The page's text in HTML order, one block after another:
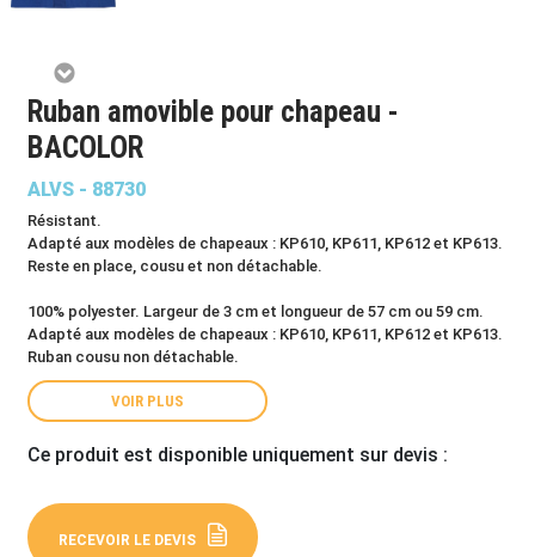
Ruban amovible pour chapeau -
BACOLOR
ALVS - 88730
Résistant.
Adapté aux modèles de chapeaux : KP610, KP611, KP612 et KP613.
Reste en place, cousu et non détachable.
100% polyester. Largeur de 3 cm et longueur de 57 cm ou 59 cm.
Adapté aux modèles de chapeaux : KP610, KP611, KP612 et KP613.
Ruban cousu non détachable.
VOIR PLUS
Ce produit est disponible uniquement sur devis :
RECEVOIR LE DEVIS